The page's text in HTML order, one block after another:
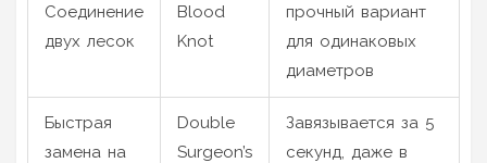
Соединение
двух лесок
Blood
Knot
прочный вариант
для одинаковых
диаметров
Быстрая
замена на
Double
Surgeon’s
Завязывается за 5
секунд, даже в